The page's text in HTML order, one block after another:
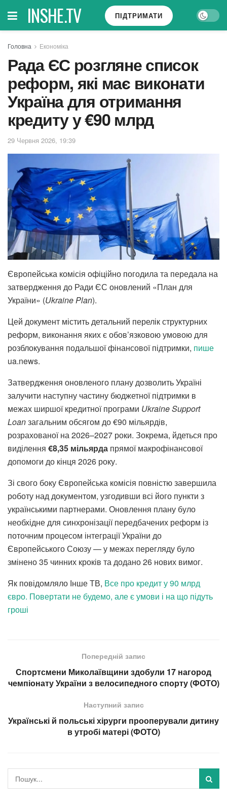
INSHE.TV ПІДТРИМАТИ
Головна Економіка
Рада ЄС розгляне список
реформ, які має виконати
Україна для отримання
кредиту у €90 млрд
29 Червня 2026, 19:39
Європейська комісія офіційно погодила та передала на
затвердження до Ради ЄС оновлений «План для
України» (Ukraine Plan).
Цей документ містить детальний перелік структурних
реформ, виконання яких є обов’язковою умовою для
розблокування подальшої фінансової підтримки, пише
ua.news.
Затвердження оновленого плану дозволить Україні
залучити наступну частину бюджетної підтримки в
межах ширшої кредитної програми Ukraine Support
Loanзагальним обсягом до €90 мільярдів,
розрахованої на 2026–2027 роки. Зокрема, йдеться про
виділення €8,35 мільярда прямої макрофінансової
допомоги до кінця 2026 року.
Зі свого боку Європейська комісія повністю завершила
роботу над документом, узгодивши всі його пункти з
українськими партнерами. Оновлення плану було
необхідне для синхронізації передбачених реформ із
поточним процесом інтеграції України до
Європейського Союзу — у межах перегляду було
змінено 35 чинних кроків та додано 26 нових вимог.
Як повідомляло Інше ТВ, Все про кредит у 90 млрд
євро. Повертати не будемо, але є умови і на що підуть
гроші
Попередній запис
Спортсмени Миколаївщини здобули 17 нагород
чемпіонату України з велосипедного спорту (ФОТО)
Наступний запис
Українські й польські хірурги прооперували дитину
в утробі матері (ФОТО)